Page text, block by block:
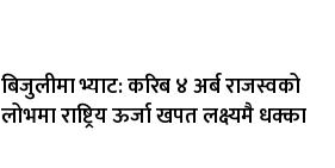
बिजुलीमा भ्याट: करिब ४ अर्ब राजस्वको
लोभमा राष्ट्रिय ऊर्जा खपत लक्ष्यमै धक्का